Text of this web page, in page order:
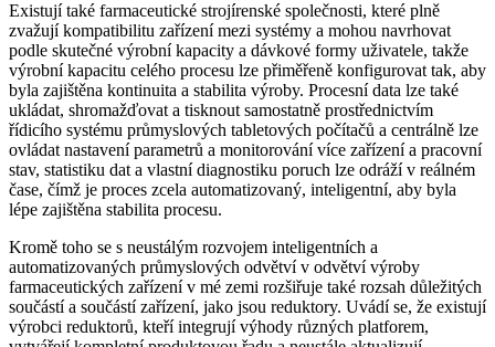
Existují také farmaceutické strojírenské společnosti, které plně
zvažují kompatibilitu zařízení mezi systémy a mohou navrhovat
podle skutečné výrobní kapacity a dávkové formy uživatele, takže
výrobní kapacitu celého procesu lze přiměřeně konfigurovat tak, aby
byla zajištěna kontinuita a stabilita výroby. Procesní data lze také
ukládat, shromažďovat a tisknout samostatně prostřednictvím
řídicího systému průmyslových tabletových počítačů a centrálně lze
ovládat nastavení parametrů a monitorování více zařízení a pracovní
stav, statistiku dat a vlastní diagnostiku poruch lze odráží v reálném
čase, čímž je proces zcela automatizovaný, inteligentní, aby byla
lépe zajištěna stabilita procesu.
Kromě toho se s neustálým rozvojem inteligentních a
automatizovaných průmyslových odvětví v odvětví výroby
farmaceutických zařízení v mé zemi rozšiřuje také rozsah důležitých
součástí a součástí zařízení, jako jsou reduktory. Uvádí se, že existují
výrobci reduktorů, kteří integrují výhody různých platforem,